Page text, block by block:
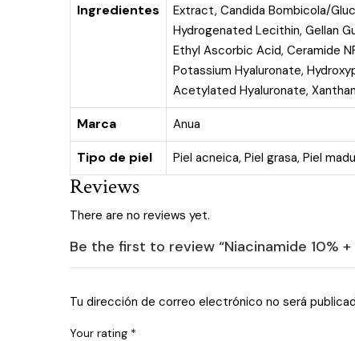
Ingredientes
Extract, Candida Bombicola/
Hydrogenated Lecithin, Gellan
Ethyl Ascorbic Acid, Ceramide
Potassium Hyaluronate,
Acetylated Hyaluronate,
Marca Anua
Tipo de piel Piel acneica, Piel grasa, Piel
Reviews
There are no reviews yet.
Be the first to review “Niacinamide 10% +
Tu dirección de correo electrónico no será
Your rating *